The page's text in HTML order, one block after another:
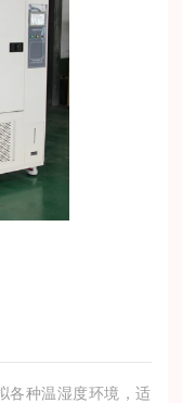
各种温湿度环境，适